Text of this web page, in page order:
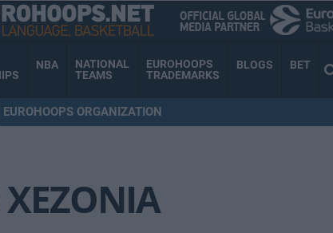
NBA
NATIONAL
TEAMS
EUROHOOPS
TRADEMARKS
BLOGS BET
EUROHOOPS ORGANIZATION